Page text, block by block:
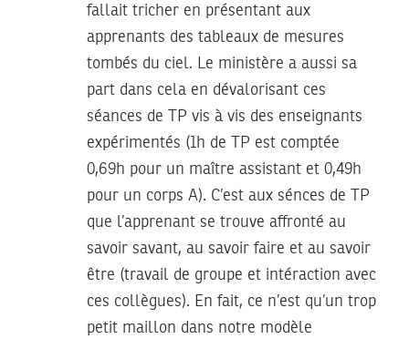
fallait tricher en présentant aux
apprenants des tableaux de mesures
tombés du ciel. Le ministère a aussi sa
part dans cela en dévalorisant ces
séances de TP vis à vis des enseignants
expérimentés (1h de TP est comptée
0,69h pour un maître assistant et 0,49h
pour un corps A). C’est aux sénces de TP
que l’apprenant se trouve affronté au
savoir savant, au savoir faire et au savoir
être (travail de groupe et intéraction avec
ces collègues). En fait, ce n’est qu’un trop
petit maillon dans notre modèle